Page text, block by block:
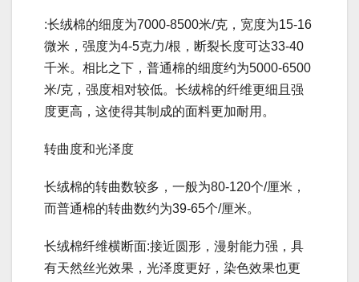
:长绒棉的细度为7000-8500米/克，宽度为15-16
微米，强度为4-5克力/根，断裂长度可达33-40
千米。相比之下，普通棉的细度约为5000-6500
米/克，强度相对较低。长绒棉的纤维更细且强
度更高，这使得其制成的面料更加耐用。
转曲度和光泽度
长绒棉的转曲数较多，一般为80-120个/厘米，
而普通棉的转曲数约为39-65个/厘米。
长绒棉纤维横断面:接近圆形，漫射能力强，具
有天然丝光效果，光泽度更好，染色效果也更